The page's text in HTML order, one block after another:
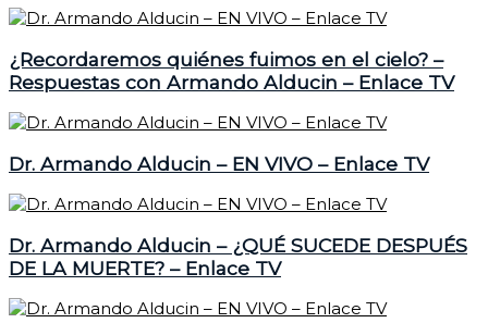
¿Recordaremos quiénes fuimos en el cielo? –
Respuestas con Armando Alducin – Enlace TV
Dr. Armando Alducin – EN VIVO – Enlace TV
Dr. Armando Alducin – ¿QUÉ SUCEDE DESPUÉS
DE LA MUERTE? – Enlace TV